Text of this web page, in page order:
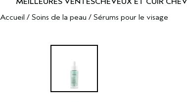
Accueil / Soins de la peau / Sérums pour le visage